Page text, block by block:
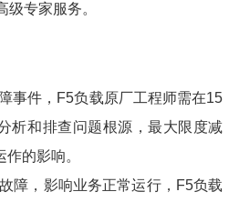
专家服务。
事件，F5负载原厂工程师需在15
析和排查问题根源，最大限度减
的影响。
障，影响业务正常运行，F5负载